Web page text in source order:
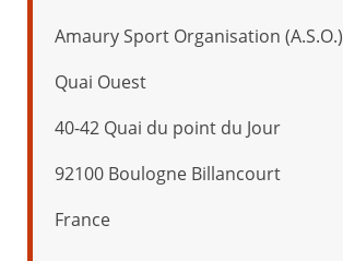
Amaury Sport Organisation (A.S.O.)
Quai Ouest
40-42 Quai du point du Jour
92100 Boulogne Billancourt
France